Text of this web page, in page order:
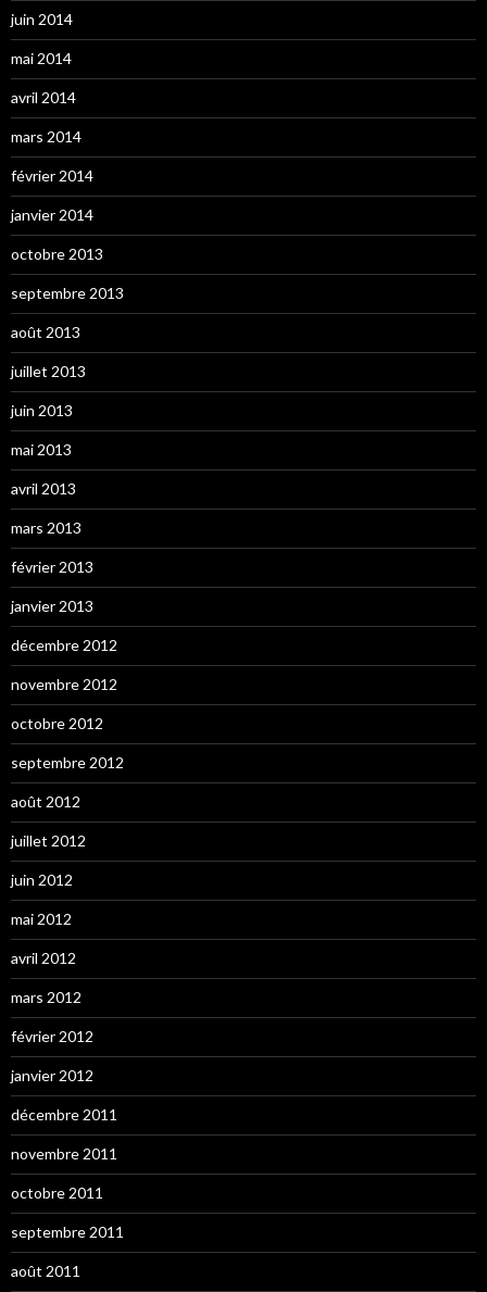
juin 2014
mai 2014
avril 2014
mars 2014
février 2014
janvier 2014
octobre 2013
septembre 2013
août 2013
juillet 2013
juin 2013
mai 2013
avril 2013
mars 2013
février 2013
janvier 2013
décembre 2012
novembre 2012
octobre 2012
septembre 2012
août 2012
juillet 2012
juin 2012
mai 2012
avril 2012
mars 2012
février 2012
janvier 2012
décembre 2011
novembre 2011
octobre 2011
septembre 2011
août 2011